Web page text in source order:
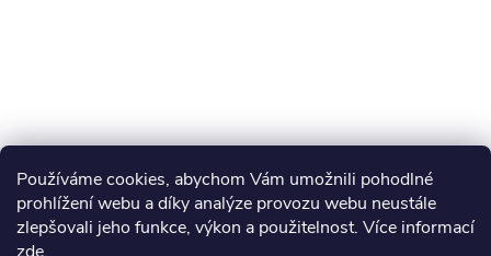
Používáme cookies, abychom Vám umožnili pohodlné
prohlížení webu a díky analýze provozu webu neustále
zlepšovali jeho funkce, výkon a použitelnost. Více informací